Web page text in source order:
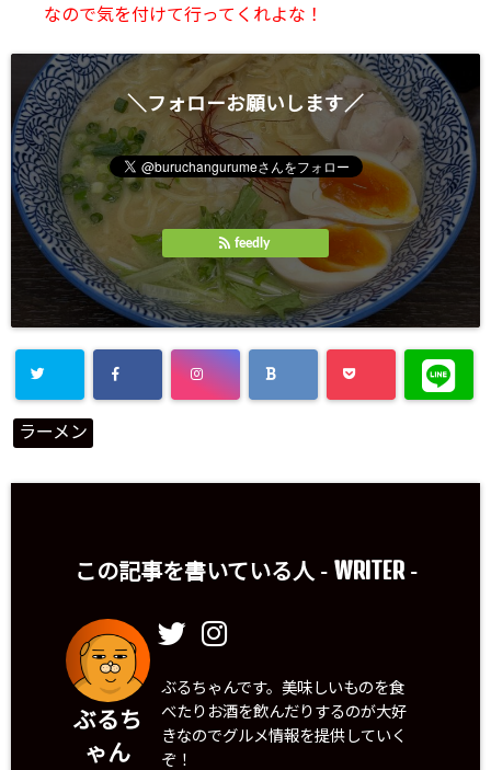
なので気を付けて行ってくれよな！
＼フォローお願いします／
feedly
ラーメン
この記事を書いている人 - WRITER-
ぶるち
ゃん
ぶるちゃんです。美味しいものを食
べたりお酒を飲んだりするのが大好
きなのでグルメ情報を提供していく
ぞ！